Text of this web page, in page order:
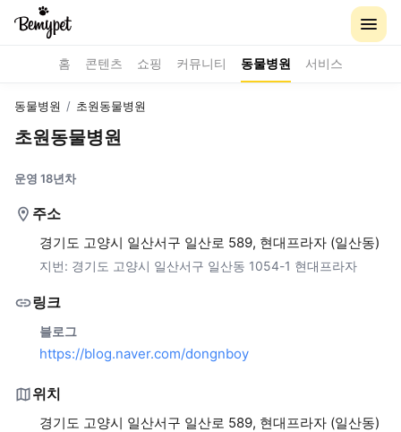
홈 콘텐츠 쇼핑 커뮤니티 동물병원 서비스
동물병원 / 초원동물병원
초원동물병원
운영 18년차
주소
경기도 고양시 일산서구 일산로 589, 현대프라자 (일산동)
지번: 경기도 고양시 일산서구 일산동 1054-1 현대프라자
링크
블로그
https://blog.naver.com/dongnboy
위치
경기도 고양시 일산서구 일산로 589, 현대프라자 (일산동)